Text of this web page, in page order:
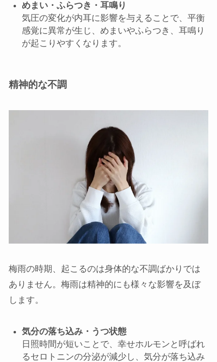
めまい・ふらつき・耳鳴り
気圧の変化が内耳に影響を与えることで、平衡
感覚に異常が生じ、めまいやふらつき、耳鳴り
が起こりやすくなります。
精神的な不調
梅雨の時期、起こるのは身体的な不調ばかりでは
ありません。梅雨は精神的にも様々な影響を及ぼ
します。
気分の落ち込み・うつ状態
日照時間が短いことで、幸せホルモンと呼ばれ
るセロトニンの分泌が減少し、気分が落ち込み